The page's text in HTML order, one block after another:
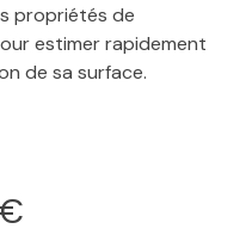
propriétés de
estimer rapidement
de sa surface.